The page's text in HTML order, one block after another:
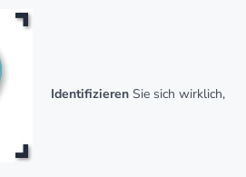
Identifizieren Sie sich wirklich,